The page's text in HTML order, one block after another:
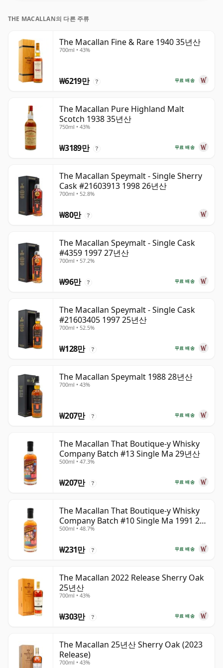
THE MACALLAN의 다른 주류
The Macallan Fine & Rare 1940 35년산
700ml • 43%
무료 배송
₩6219만 ?
The Macallan Pure Highland Malt
Scotch 1938 35년산
750ml • 43%
무료 배송
₩3189만 ?
The Macallan Speymalt - Single Sherry
Cask #21603913 1998 26년산
700ml • 52.8%
₩80만 ?
The Macallan Speymalt - Single Cask
#4359 1997 27년산
700ml • 57.2%
무료 배송
₩96만 ?
The Macallan Speymalt - Single Cask
#21603405 1997 25년산
700ml • 52.5%
무료 배송
₩128만 ?
The Macallan Speymalt 1988 28년산
700ml • 43%
무료 배송
₩207만 ?
The Macallan That Boutique-y Whisky
Company Batch #13 Single Ma 29년산
500ml • 47.3%
무료 배송
₩207만 ?
The Macallan That Boutique-y Whisky
Company Batch #10 Single Ma 1991 26
년산
500ml • 48.7%
무료 배송
₩231만 ?
The Macallan 2022 Release Sherry Oak
25년산
700ml • 43%
무료 배송
₩303만 ?
The Macallan 25년산 Sherry Oak (2023
Release)
700ml • 43%